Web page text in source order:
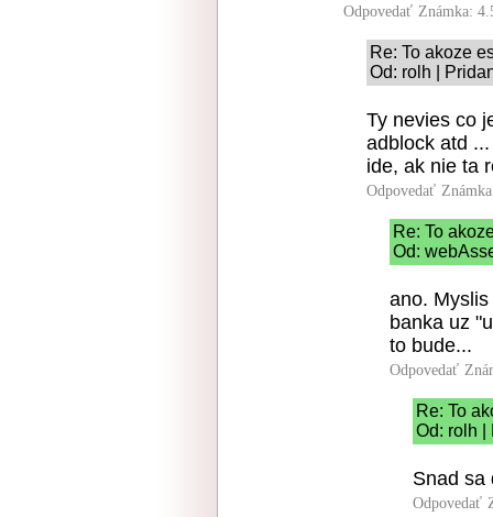
Odpovedať Známka:
Re: To akoze
Od: rolh |
Ty nevies co
adblock atd
ide, ak nie ta
Odpovedať
Re: To
Od:
ano.
banka uz
to bude...
Odpovedať
Re: To
Od: rolh |
Snad sa
Odpovedať